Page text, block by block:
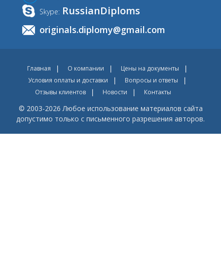
Skype: RussianDiploms
originals.diplomy@gmail.com
Главная О компании
Цены на документы
Условия оплаты и доставки
Вопросы и ответы
Отзывы клиентов
Новости Контакты
© 2003-2026 Любое использование материалов сайта
допустимо только с письменного разрешения авторов.